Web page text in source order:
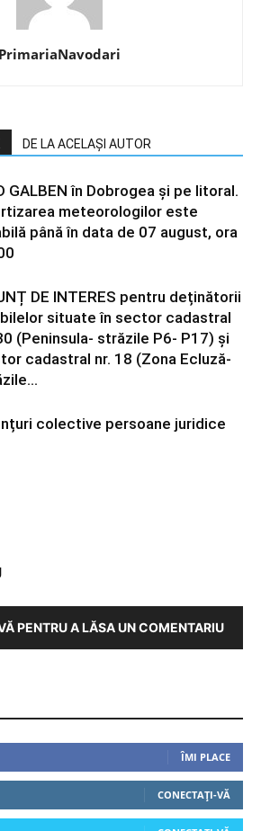
PrimariaNavodari
DE LA ACELAȘI AUTOR
GALBEN în Dobrogea și pe litoral.
meteorologilor este
până în data de 07 august, ora
DE INTERES pentru deținătorii
situate în sector cadastral
(Peninsula- străzile P6- P17) și
cadastral nr. 18 (Zona Ecluză-
colective persoane juridice
PENTRU A LĂSA UN COMENTARIU
ÎMI PLACE
CONECTAȚI-VĂ